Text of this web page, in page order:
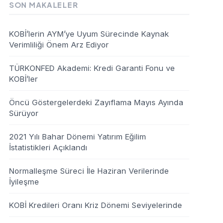
SON MAKALELER
KOBİ’lerin AYM’ye Uyum Sürecinde Kaynak
Verimliliği Önem Arz Ediyor
TÜRKONFED Akademi: Kredi Garanti Fonu ve
KOBİ’ler
Öncü Göstergelerdeki Zayıflama Mayıs Ayında
Sürüyor
2021 Yılı Bahar Dönemi Yatırım Eğilim
İstatistikleri Açıklandı
Normalleşme Süreci İle Haziran Verilerinde
İyileşme
KOBİ Kredileri Oranı Kriz Dönemi Seviyelerinde